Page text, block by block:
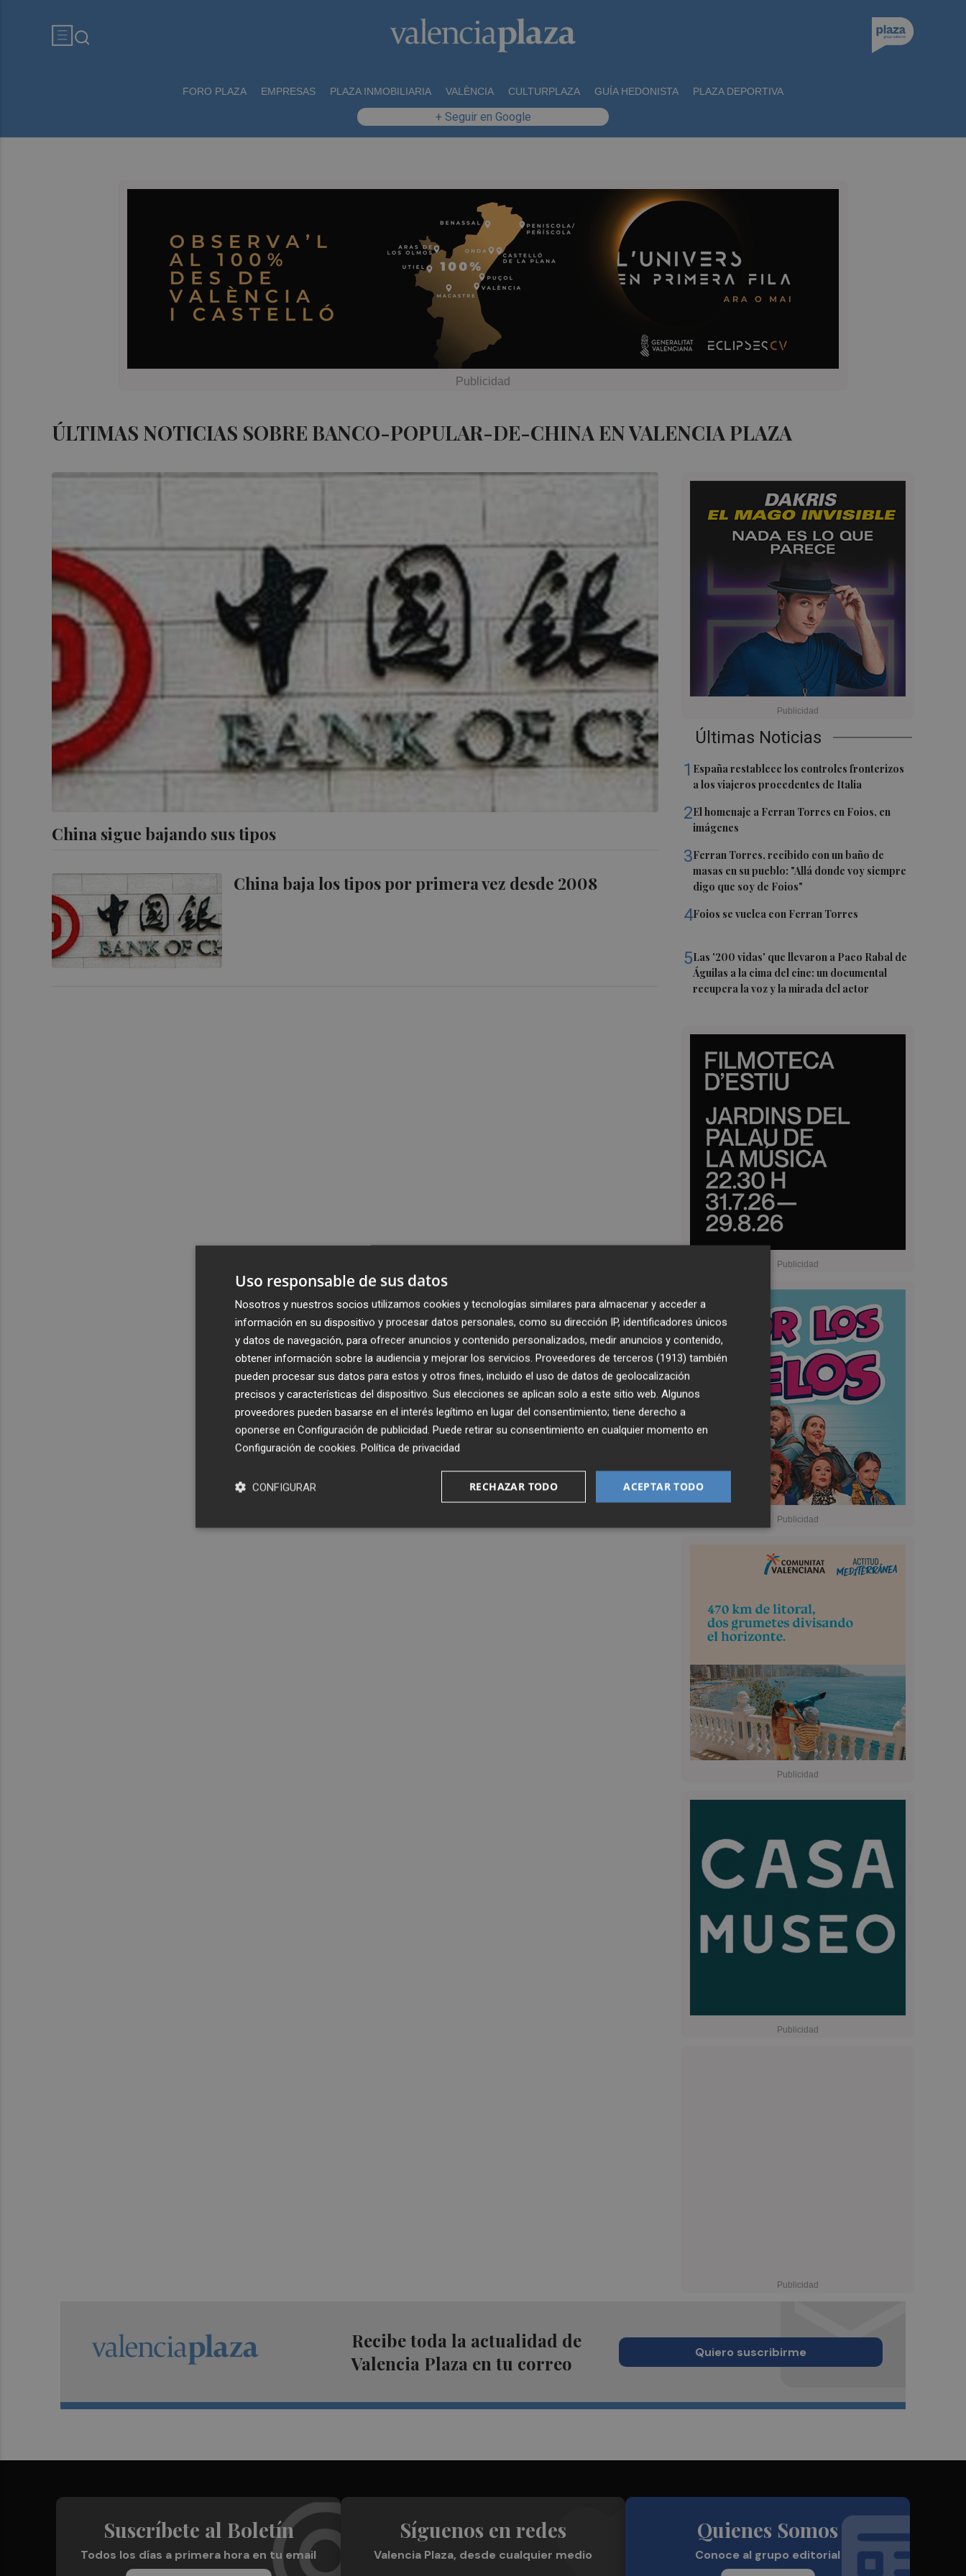
FORO PLAZA EMPRESAS PLAZA INMOBILIARIA VALÈNCIA CULTURPLAZA GUÍA HEDONISTA PLAZA DEPORTIVA
+ Seguir en Google
ÚLTIMAS NOTICIAS SOBRE BANCO-POPULAR-DE-CHINA EN VALENCIA PLAZA
China sigue bajando sus tipos
China baja los tipos por primera vez desde 2008
Últimas Noticias
1 España restablece los controles fronterizos
a los viajeros procedentes de Italia
2El homenaje a Ferran Torres en Foios, en
imágenes
3Ferran Torres, recibido con un baño de
masas en su pueblo: "Allá donde voy siempre
digo que soy de Foios"
4Foios se vuelca con Ferran Torres
5Las '200 vidas' que llevaron a Paco Rabal de
Águilas a la cima del cine: un documental
recupera la voz y la mirada del actor
Recibe toda la actualidad de
Valencia Plaza en tu correo
Quiero suscribirme
Suscríbete al Boletín
Todos los días a primera hora en tu email
Síguenos en redes
Valencia Plaza, desde cualquier medio
Quienes Somos
Conoce al grupo editorial
Uso responsable de sus datos
Nosotros y nuestros socios utilizamos cookies y tecnologías similares para almacenar y acceder a
información en su dispositivo y procesar datos personales, como su dirección IP, identificadores únicos
y datos de navegación, para ofrecer anuncios y contenido personalizados, medir anuncios y contenido,
obtener información sobre la audiencia y mejorar los servicios. Proveedores de terceros (1913) también
pueden procesar sus datos para estos y otros fines, incluido el uso de datos de geolocalización
precisos y características del dispositivo. Sus elecciones se aplican solo a este sitio web. Algunos
proveedores pueden basarse en el interés legítimo en lugar del consentimiento; tiene derecho a
oponerse en Configuración de publicidad. Puede retirar su consentimiento en cualquier momento en
Configuración de cookies. Política de privacidad
ACEPTAR TODO
RECHAZAR TODO
CONFIGURAR